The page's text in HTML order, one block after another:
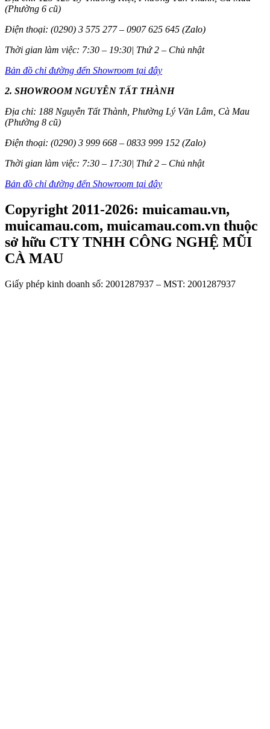
(Phường 6 cũ)
Điện thoại: (0290) 3 575 277 – 0907 625 645 (Zalo)
Thời gian làm việc: 7:30 – 19:30| Thứ 2 – Chủ nhật
Bản đồ chỉ đường đến Showroom tại đây
2. SHOWROOM NGUYỄN TẤT THÀNH
Địa chỉ: 188 Nguyễn Tất Thành, Phường Lý Văn Lâm, Cà Mau
(Phường 8 cũ)
Điện thoại: (0290) 3 999 668 – 0833 999 152 (Zalo)
Thời gian làm việc: 7:30 – 17:30| Thứ 2 – Chủ nhật
Bản đồ chỉ đường đến Showroom tại đây
Copyright 2011-2026: muicamau.vn,
muicamau.com, muicamau.com.vn thuộc
sở hữu CTY TNHH CÔNG NGHỆ MŨI
CÀ MAU
Giấy phép kinh doanh số: 2001287937 – MST: 2001287937